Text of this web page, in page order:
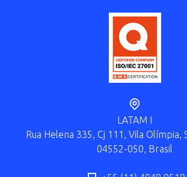
LATAM I
Rua Helena 335, Cj 111, Vila Olímpia,
04552-050, Brasil